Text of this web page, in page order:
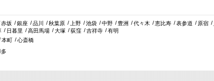
赤坂 銀座 品川 秋葉原 上野 池袋 中野 豊洲 代々木 恵比寿 表参道 原宿
日暮里 高田馬場 大塚 荻窪 吉祥寺
有明
本町
心斎橋